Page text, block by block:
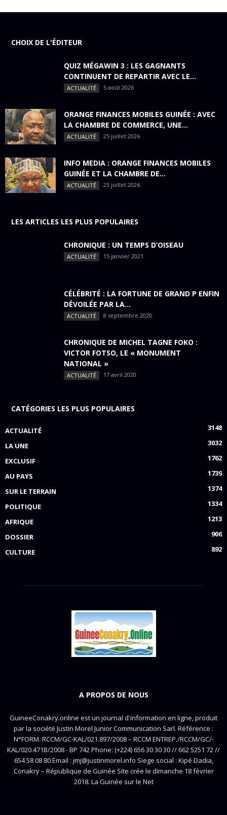
CHOIX DE L'ÉDITEUR
QUIZ MÉGAWIN 3 : LES GAGNANTS
CONTINUENT DE REPARTIR AVEC LE...
ACTUALITÉ 5 août 2026
ORANGE FINANCES MOBILES GUINÉE : AVEC
LA CHAMBRE DE COMMERCE, UNE...
ACTUALITÉ 25 juillet 2026
INFO MEDIA : ORANGE FINANCES MOBILES
GUINÉE ET LA CHAMBRE DE...
ACTUALITÉ 23 juillet 2026
LES ARTICLES LES PLUS POPULAIRES
CHRONIQUE : UN TEMPS D’OISEAU
ACTUALITÉ 15 janvier 2021
CÉLÉBRITÉ : LA FORTUNE DE GRAND P ENFIN
DÉVOILÉE PAR LA...
ACTUALITÉ 8 septembre 2020
CHRONIQUE DE MICHEL TAGNE FOKO :
VICTOR FOTSO, LE « MONUMENT
NATIONAL »
ACTUALITÉ 17 avril 2020
CATÉGORIES LES PLUS POPULAIRES
ACTUALITÉ
3148
LA UNE
3032
EXCLUSIF
1762
AU PAYS
1739
SUR LE TERRAIN
1374
POLITIQUE
1334
AFRIQUE
1213
DOSSIER
906
CULTURE
892
A PROPOS DE NOUS
GuineeConakry.online est un journal d'information en ligne, produit
par la société Justin Morel Junior Communication Sarl. Référence :
N°FORM. RCCM/GC-KAL/021.897/2008 – RCCM ENTREP./RCCM/GC/-
KAL/020.471B/2008 - BP 742 Phone: (+224) 656 30 30 30 // 662 5251 72 //
654 58 08 80 Email : jmj@justinmorel.info Siege social : Kipé Dadia,
Conakry – République de Guinée Site crée le dimanche 18 février
2018. La Guinée sur le Net